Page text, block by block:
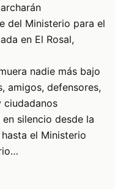
del Ministerio para el
en El Rosal,
nadie más bajo
amigos, defensores,
ciudadanos
silencio desde la
el Ministerio